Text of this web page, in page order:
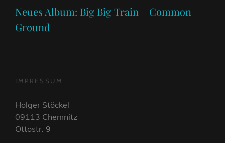
Neues Album: Big Big Train – Common
Ground
IMPRESSUM
Holger Stöckel
09113 Chemnitz
Ottostr. 9